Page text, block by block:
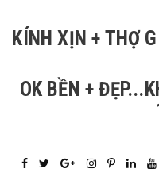
KÍNH XỊN + THỢ
OK BỀN +